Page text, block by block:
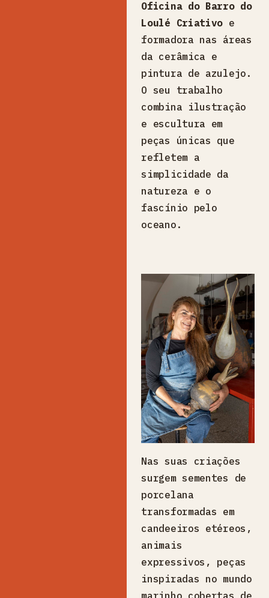
Oficina do Barro do
Loulé Criativo e
formadora nas áreas
da cerâmica e
pintura de azulejo.
O seu trabalho
combina ilustração
e escultura em
peças únicas que
refletem a
simplicidade da
natureza e o
fascínio pelo
oceano.
Nas suas criações
surgem sementes de
porcelana
transformadas em
candeeiros etéreos,
animais
expressivos, peças
inspiradas no mundo